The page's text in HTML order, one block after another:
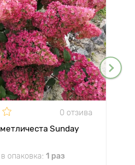
0 отзива
Sunday
опаковка: 1 раз